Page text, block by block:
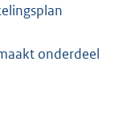
onderdeel